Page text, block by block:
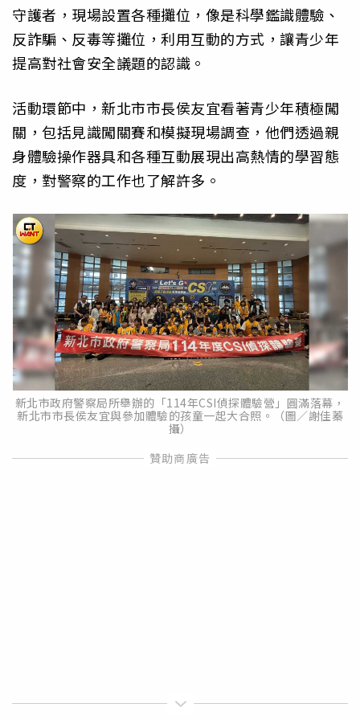
守護者，現場設置各種攤位，像是科學鑑識體驗、
反詐騙、反毒等攤位，利用互動的方式，讓青少年
提高對社會安全議題的認識。
活動環節中，新北市市長侯友宜看著青少年積極闖
關，包括見識闖關賽和模擬現場調查，他們透過親
身體驗操作器具和各種互動展現出高熱情的學習態
度，對警察的工作也了解許多。
新北市政府警察局所舉辦的「114年CSI偵探體驗營」圓滿落幕，
新北市市長侯友宜與參加體驗的孩童一起大合照。（圖／謝佳蓁
攝）